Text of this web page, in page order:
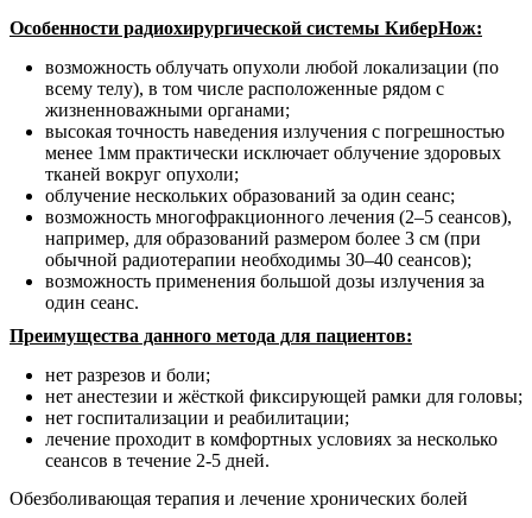
Особенности радиохирургической системы КиберНож:
возможность облучать опухоли любой локализации (по
всему телу), в том числе расположенные рядом с
жизненноважными органами;
высокая точность наведения излучения с погрешностью
менее 1мм практически исключает облучение здоровых
тканей вокруг опухоли;
облучение нескольких образований за один сеанс;
возможность многофракционного лечения (2–5 сеансов),
например, для образований размером более 3 см (при
обычной радиотерапии необходимы 30–40 сеансов);
возможность применения большой дозы излучения за
один сеанс.
Преимущества данного метода для пациентов:
нет разрезов и боли;
нет анестезии и жёсткой фиксирующей рамки для головы;
нет госпитализации и реабилитации;
лечение проходит в комфортных условиях за несколько
сеансов в течение 2-5 дней.
Обезболивающая терапия и лечение хронических болей